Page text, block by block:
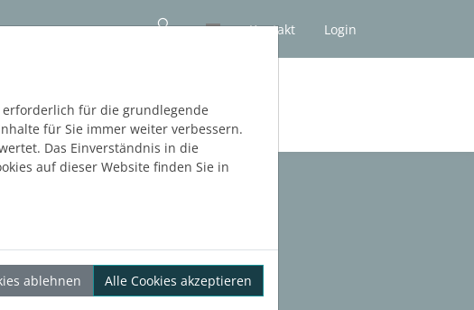
Kontakt
Login
KOSTENLOS TESTEN
erforderlich für die grundlegende
für Sie immer weiter verbessern.
Das Einverständnis in die
auf dieser Website finden Sie in
ablehnen Alle Cookies akzeptieren